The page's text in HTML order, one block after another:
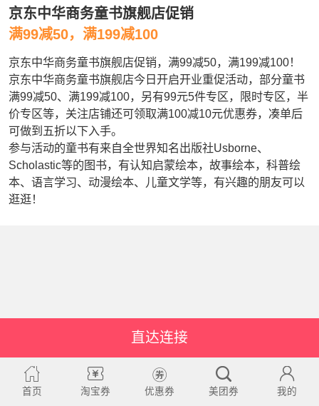
京东中华商务童书旗舰店促销
满99减50，满199减100
京东中华商务童书旗舰店促销，满99减50，满199减100！
京东中华商务童书旗舰店今日开启开业重促活动，部分童书
满99减50、满199减100，另有99元5件专区，限时专区，半
价专区等，关注店铺还可领取满100减10元优惠券，凑单后
可做到五折以下入手。
参与活动的童书有来自全世界知名出版社Usborne、
Scholastic等的图书，有认知启蒙绘本，故事绘本，科普绘
本、语言学习、动漫绘本、儿童文学等，有兴趣的朋友可以
逛逛！
直达连接
首页 淘宝券 优惠券 美团券 我的